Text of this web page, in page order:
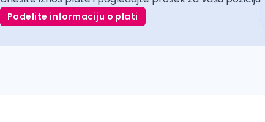
Podelite informaciju o plati